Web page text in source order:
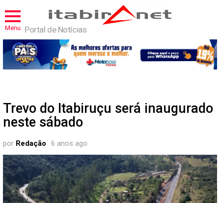
Menu Portal de Notícias
Trevo do Itabiruçu será inaugurado
neste sábado
por Redação 6 anos ago